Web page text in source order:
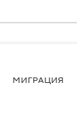
МИГРАЦИЯ